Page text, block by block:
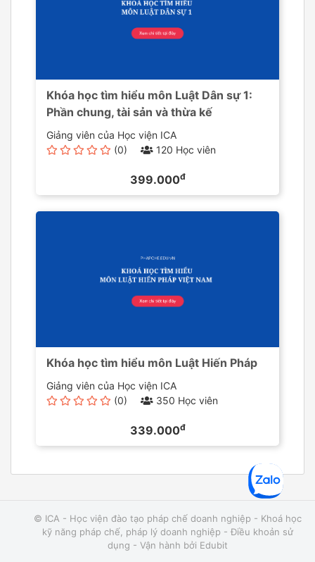
Khóa học tìm hiểu môn Luật Dân sự 1:
Phần chung, tài sản và thừa kế
Giảng viên của Học viện ICA
(0)
120 Học viên
399.000đ
Khóa học tìm hiểu môn Luật Hiến Pháp
Giảng viên của Học viện ICA
(0)
350 Học viên
339.000đ
© ICA - Học viện đào tạo pháp chế doanh nghiệp - Khoá học
kỹ năng pháp chế, pháp lý doanh nghiệp - Điều khoản sử
dụng - Vận hành bởi Edubit